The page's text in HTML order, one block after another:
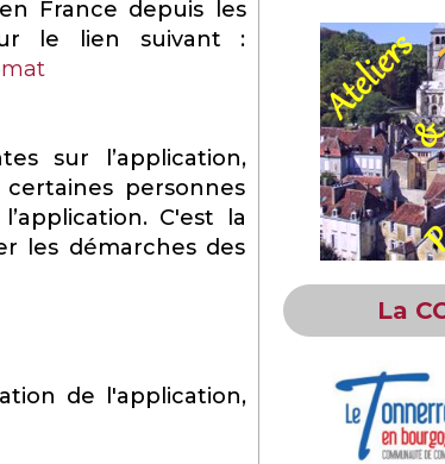
France depuis les
le lien suivant :
sur l’application,
personnes
C'est la
les démarches des
de l'application,
La